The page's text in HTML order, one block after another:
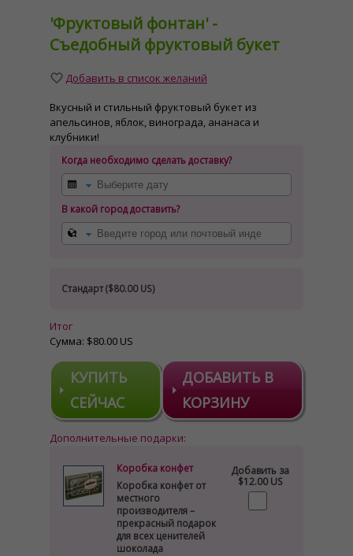
'Фруктовый фонтан' -
Съедобный фруктовый букет
Добавить в список желаний
Вкусный и стильный фруктовый букет из
апельсинов, яблок, винограда, ананаса и
клубники!
Когда необходимо сделать доставку?
В какой город доставить?
Стандарт ($80.00 US)
Итог
Сумма: $80.00 US
КУПИТЬ
СЕЙЧАС
ДОБАВИТЬ В
КОРЗИНУ
Дополнительные подарки:
Добавить за
$12.00 US
Коробка конфет
Коробка конфет от
местного
производителя –
прекрасный подарок
для всех ценителей
шоколада